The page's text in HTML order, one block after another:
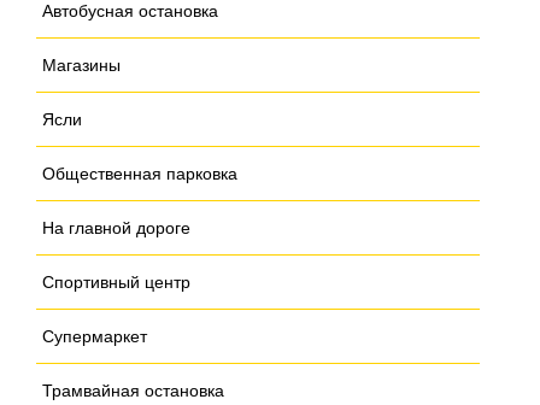
Автобусная остановка
Магазины
Ясли
Общественная парковка
На главной дороге
Спортивный центр
Супермаркет
Трамвайная остановка